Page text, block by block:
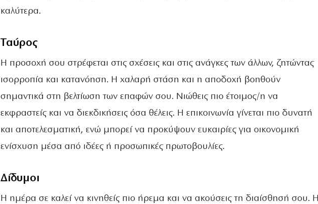
καλύτερα.
Ταύρος
Η προσοχή σου στρέφεται στις σχέσεις και στις ανάγκες των άλλων, ζητώντας
ισορροπία και κατανόηση. Η χαλαρή στάση και η αποδοχή βοηθούν
σημαντικά στη βελτίωση των επαφών σου. Νιώθεις πιο έτοιμος/η να
εκφραστείς και να διεκδικήσεις όσα θέλεις. Η επικοινωνία γίνεται πιο δυνατή
και αποτελεσματική, ενώ μπορεί να προκύψουν ευκαιρίες για οικονομική
ενίσχυση μέσα από ιδέες ή προσωπικές πρωτοβουλίες.
Δίδυμοι
Η ημέρα σε καλεί να κινηθείς πιο ήρεμα και να ακούσεις τη διαίσθησή σου. Η